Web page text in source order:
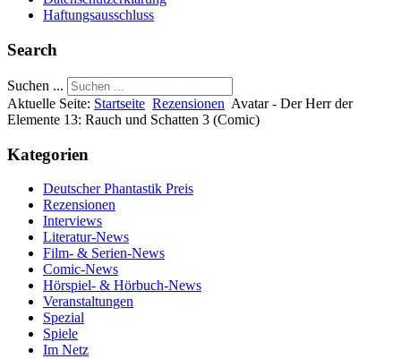
Haftungsausschluss
Search
Suchen ...
Aktuelle Seite: Startseite Rezensionen Avatar - Der Herr der
Elemente 13: Rauch und Schatten 3 (Comic)
Kategorien
Deutscher Phantastik Preis
Rezensionen
Interviews
Literatur-News
Film- & Serien-News
Comic-News
Hörspiel- & Hörbuch-News
Veranstaltungen
Spezial
Spiele
Im Netz